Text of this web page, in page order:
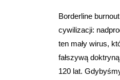
Borderline
cywilizacji:
ten mały wirus,
fałszywą
120 lat.